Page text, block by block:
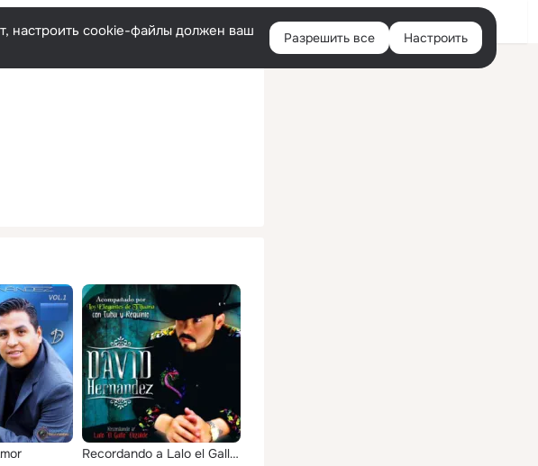
Русский Войти
настроить cookie-файлы должен ваш
Разрешить все Настроить
Recordando a Lalo el Gallo Elizalde